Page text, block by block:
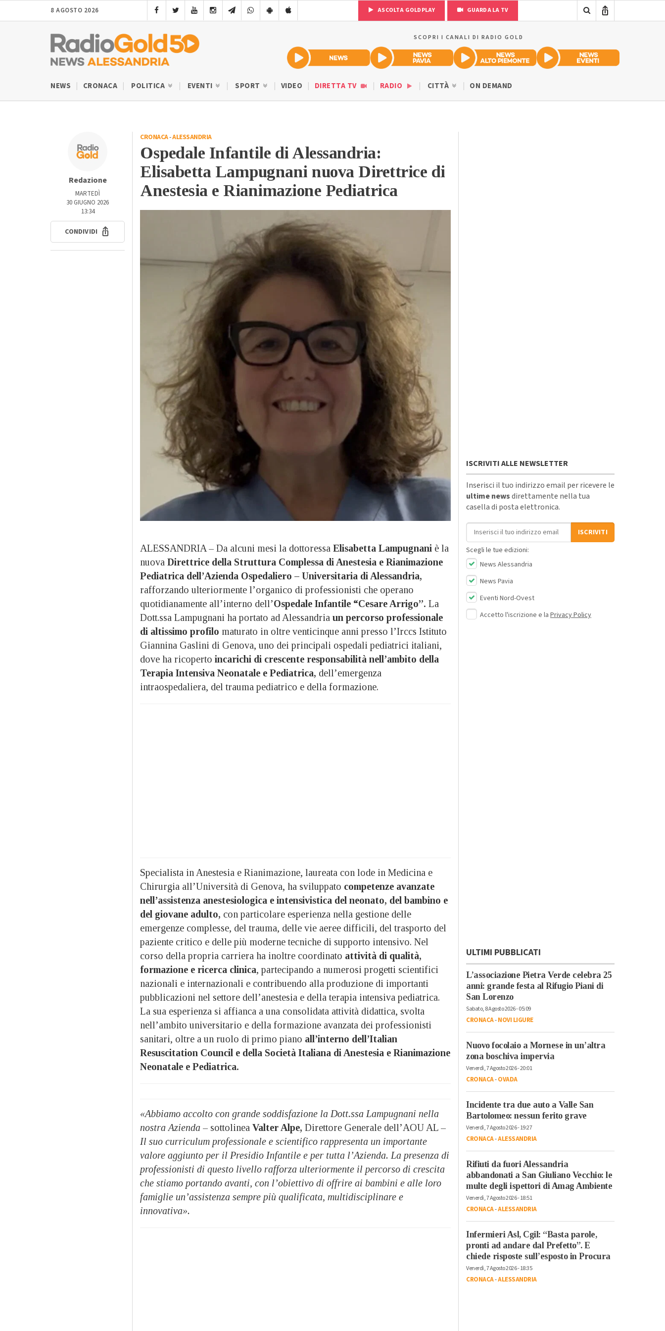
8 AGOSTO 2026 ASCOLTA GOLDPLAY GUARDA LA TV
SCOPRI I CANALI DI RADIO GOLD
NEWS CRONACA POLITICA EVENTI SPORT VIDEO DIRETTA TV RADIO CITTÀ ON DEMAND
Redazione
MARTEDÌ
30 GIUGNO 2026
13:34
CONDIVIDI
CRONACA-ALESSANDRIA
Ospedale Infantile di Alessandria:
Elisabetta Lampugnani nuova Direttrice di
Anestesia e Rianimazione Pediatrica
ALESSANDRIA – Da alcuni mesi la dottoressa Elisabetta Lampugnani è la
nuova Direttrice della Struttura Complessa di Anestesia e Rianimazione
Pediatrica dell’Azienda Ospedaliero – Universitaria di Alessandria,
rafforzando ulteriormente l’organico di professionisti che operano
quotidianamente all’interno dell’Ospedale Infantile “Cesare Arrigo”. La
Dott.ssa Lampugnani ha portato ad Alessandria un percorso professionale
di altissimo profilo maturato in oltre venticinque anni presso l’Irccs Istituto
Giannina Gaslini di Genova, uno dei principali ospedali pediatrici italiani,
dove ha ricoperto incarichi di crescente responsabilità nell’ambito della
Terapia Intensiva Neonatale e Pediatrica, dell’emergenza
intraospedaliera, del trauma pediatrico e della formazione.
Specialista in Anestesia e Rianimazione, laureata con lode in Medicina e
Chirurgia all’Università di Genova, ha sviluppato competenze avanzate
nell’assistenza anestesiologica e intensivistica del neonato, del bambino e
del giovane adulto, con particolare esperienza nella gestione delle
emergenze complesse, del trauma, delle vie aeree difficili, del trasporto del
paziente critico e delle più moderne tecniche di supporto intensivo. Nel
corso della propria carriera ha inoltre coordinato attività di qualità,
formazione e ricerca clinica, partecipando a numerosi progetti scientifici
nazionali e internazionali e contribuendo alla produzione di importanti
pubblicazioni nel settore dell’anestesia e della terapia intensiva pediatrica.
La sua esperienza si affianca a una consolidata attività didattica, svolta
nell’ambito universitario e della formazione avanzata dei professionisti
sanitari, oltre a un ruolo di primo piano all’interno dell’Italian
Resuscitation Council e della Società Italiana di Anestesia e Rianimazione
Neonatale e Pediatrica.
«Abbiamo accolto con grande soddisfazione la Dott.ssa Lampugnani nella
nostra Azienda – sottolinea Valter Alpe, Direttore Generale dell’AOU AL –
Il suo curriculum professionale e scientifico rappresenta un importante
valore aggiunto per il Presidio Infantile e per tutta l’Azienda. La presenza di
professionisti di questo livello rafforza ulteriormente il percorso di crescita
che stiamo portando avanti, con l’obiettivo di offrire ai bambini e alle loro
famiglie un’assistenza sempre più qualificata, multidisciplinare e
innovativa».
ISCRIVITI ALLE NEWSLETTER
Inserisci il tuo indirizzo email per ricevere le
ultime newsdirettamente nella tua
casella di posta elettronica.
Indirizzo email
ISCRIVITI
Scegli le tue edizioni:
News Alessandria
News Pavia
Eventi Nord-Ovest
Accetto l'iscrizione e la Privacy Policy
ULTIMI PUBBLICATI
L’associazione Pietra Verde celebra 25
anni: grande festa al Rifugio Piani di
San Lorenzo
Sabato, 8 Agosto 2026 - 05:09
CRONACA-NOVI LIGURE
Nuovo focolaio a Mornese in un’altra
zona boschiva impervia
Venerdì, 7 Agosto 2026 - 20:01
CRONACA-OVADA
Incidente tra due auto a Valle San
Bartolomeo: nessun ferito grave
Venerdì, 7 Agosto 2026 - 19:27
CRONACA-ALESSANDRIA
Rifiuti da fuori Alessandria
abbandonati a San Giuliano Vecchio: le
multe degli ispettori di Amag Ambiente
Venerdì, 7 Agosto 2026 - 18:51
CRONACA-ALESSANDRIA
Infermieri Asl, Cgil: “Basta parole,
pronti ad andare dal Prefetto”. E
chiede risposte sull’esposto in Procura
Venerdì, 7 Agosto 2026 - 18:35
CRONACA-ALESSANDRIA